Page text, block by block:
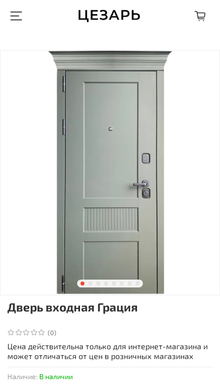
(0)
Наличие: В наличии
Дверь входная Грация
Цена действительна только для интернет-магазина и
может отличаться от цен в розничных магазинах